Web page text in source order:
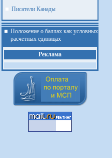
Писатели Канады
Положение о баллах как условных
расчетных единицах
Реклама